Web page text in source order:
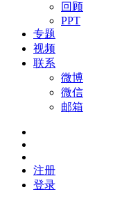
回顾
PPT
专题
视频
联系
微博
微信
邮箱
注册
登录